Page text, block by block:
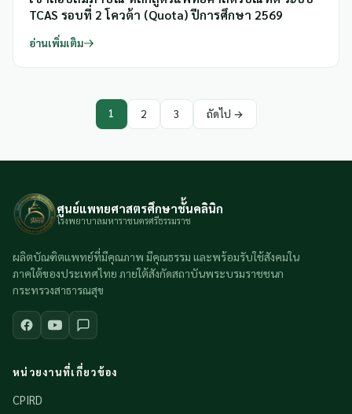
TCAS รอบที่ 2 โควต้า (Quota) ปีการศึกษา 2569
อ่านเพิ่มเติม
1 2 3 ถัดไป →
ศูนย์แพทยศาสตรศึกษาชั้นคลินิก
โรงพยาบาลมหาราชนครศรีธรรมราช
ผลิตบัณฑิตแพทย์ที่มีคุณภาพ มีคุณธรรม และพร้อมรับใช้สังคมใน
ภาคใต้ของประเทศไทย ภายใต้สังกัดสถาบันพระบรมราชชนก
กระทรวงสาธารณสุข
หน่วยงานที่เกี่ยวข้อง
CPIRD